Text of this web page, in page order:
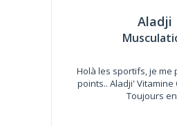
Aladji
Holà les sportifs, je me
points.. Aladji' Vitamine
Toujours